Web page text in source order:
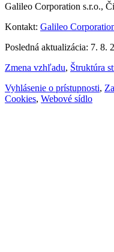
Galileo Corporation s.r.o.,
Kontakt: Galileo
Posledná aktualizácia: 7. 8.
Zmena vzhľadu, Štruktúra
Vyhlásenie o prístupnosti,
Cookies, Webové sídlo